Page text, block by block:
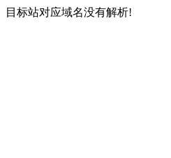
目标站对应域名没有解析!